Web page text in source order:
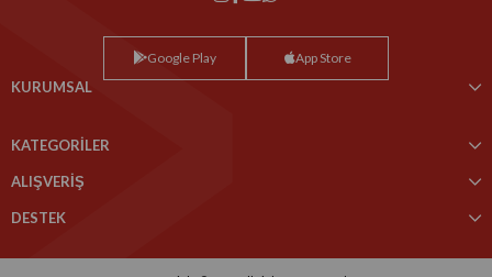
Google Play App Store
KURUMSAL
KATEGORİLER
ALIŞVERİŞ
DESTEK